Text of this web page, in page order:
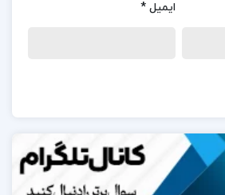
کتاب به‌عنوان یک منبع آموزشی
کند.
زبان تخصصی ویژه علوم تربیتی
ایمیل *